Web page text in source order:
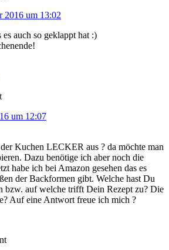
2016 um 13:02
es auch so geklappt hat :)
um 12:07
Kuchen LECKER aus ? da möchte man
Dazu benötige ich aber noch die
habe ich bei Amazon gesehen das es
der Backformen gibt. Welche hast Du
bzw. auf welche trifft Dein Rezept zu? Die
Auf eine Antwort freue ich mich ?